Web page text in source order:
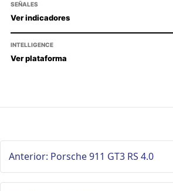
SEÑALES
Ver indicadores
INTELLIGENCE
Ver plataforma
Anterior: Porsche 911 GT3 RS 4.0